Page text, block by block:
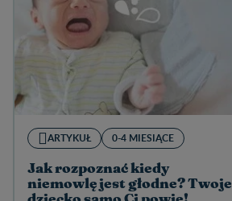
ARTYKUŁ 0-4 MIESIĄCE
Jak rozpoznać kiedy
niemowlę jest głodne? Twoje